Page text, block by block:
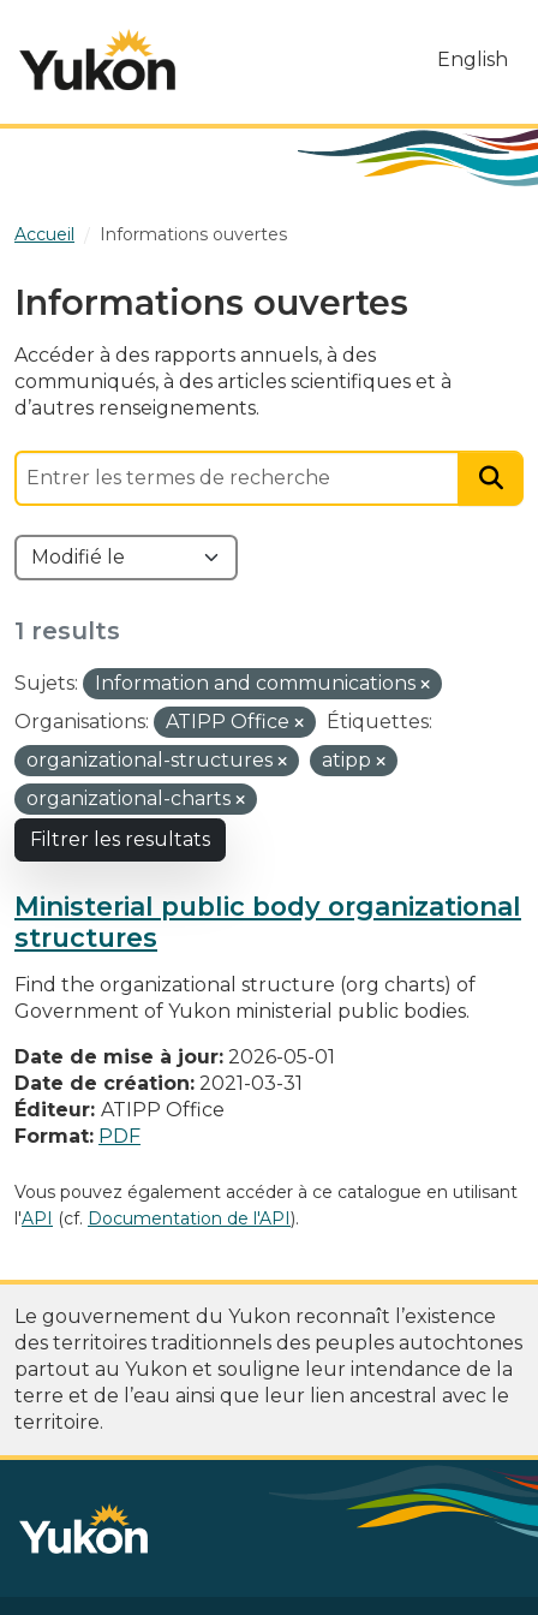
English
Accueil Informations ouvertes
Informations ouvertes
Accéder à des rapports annuels, à des
communiqués, à des articles scientifiques et à
d’autres renseignements.
1 results
Sujets:
Information and communications
Organisations:
ATIPP Office
Étiquettes:
organizational-structures
atipp
organizational-charts
Filtrer les resultats
Ministerial public body organizational
structures
Find the organizational structure (org charts) of
Government of Yukon ministerial public bodies.
Date de mise à jour: 2026-05-01
Date de création: 2021-03-31
Éditeur: ATIPP Office
Format: PDF
Vous pouvez également accéder à ce catalogue en utilisant
l'API (cf. Documentation de l'API).
Le gouvernement du Yukon reconnaît l’existence
des territoires traditionnels des peuples autochtones
partout au Yukon et souligne leur intendance de la
terre et de l’eau ainsi que leur lien ancestral avec le
territoire.